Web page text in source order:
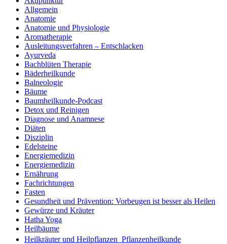
Allgemein
Anatomie
Anatomie und Physiologie
Aromatherapie
Ausleitungsverfahren – Entschlacken
Ayurveda
Bachblüten Therapie
Bäderheilkunde
Balneologie
Bäume
Baumheilkunde-Podcast
Detox und Reinigen
Diagnose und Anamnese
Diäten
Disziplin
Edelsteine
Energiemedizin
Energiemedizin
Ernährung
Fachrichtungen
Fasten
Gesundheit und Prävention: Vorbeugen ist besser als Heilen
Gewürze und Kräuter
Hatha Yoga
Heilbäume
Heilkräuter und Heilpflanzen  Pflanzenheilkunde